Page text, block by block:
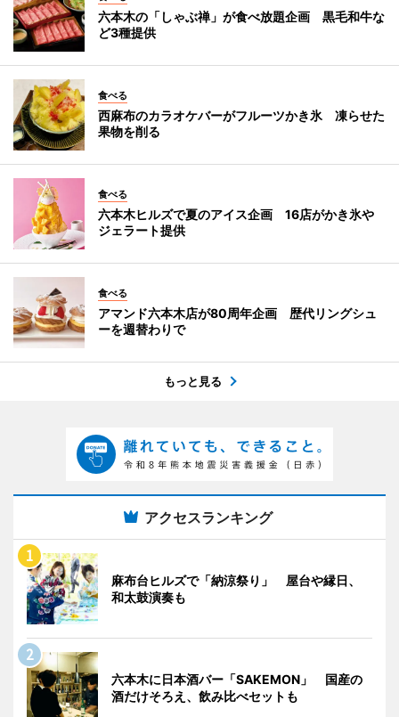
六本木の「しゃぶ禅」が食べ放題企画 黒毛和牛な
ど3種提供
食べる
西麻布のカラオケバーがフルーツかき氷 凍らせた
果物を削る
食べる
六本木ヒルズで夏のアイス企画 16店がかき氷や
ジェラート提供
食べる
アマンド六本木店が80周年企画 歴代リングシュ
ーを週替わりで
もっと見る
アクセスランキング
麻布台ヒルズで「納涼祭り」 屋台や縁日、
和太鼓演奏も
六本木に日本酒バー「SAKEMON」 国産の
酒だけそろえ、飲み比べセットも